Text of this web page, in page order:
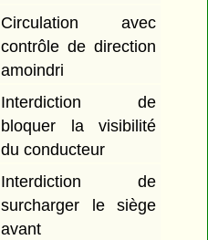
Circulation avec
contrôle de direction
amoindri
Interdiction de
bloquer la visibilité
du conducteur
Interdiction de
surcharger le siège
avant